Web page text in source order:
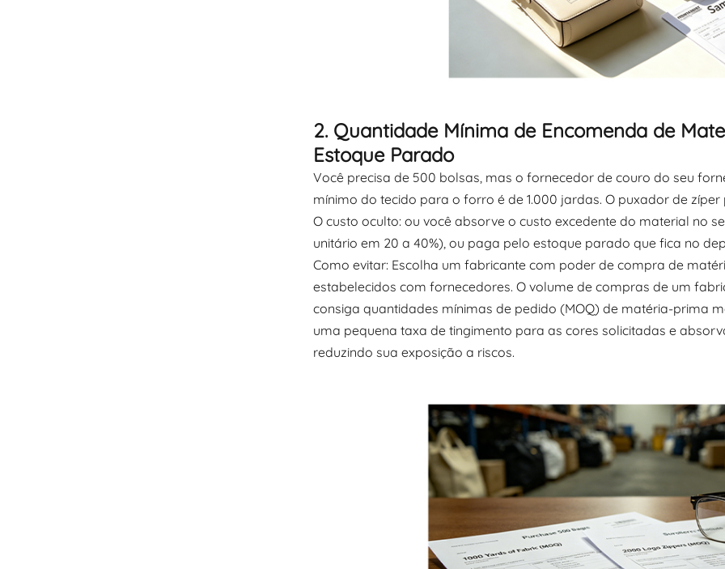
2. Quantidade Mínima de Encomenda de
Estoque Parado
Você precisa de 500 bolsas, mas o fornecedor de couro do seu
mínimo do tecido para o forro é de 1.000 jardas. O puxador de
O custo oculto: ou você absorve o custo excedente do material no
unitário em 20 a 40%), ou paga pelo estoque parado que fica no
Como evitar: Escolha um fabricante com poder de compra de
estabelecidos com fornecedores. O volume de compras de um
consiga quantidades mínimas de pedido (MOQ) de matéria-prima
uma pequena taxa de tingimento para as cores solicitadas e
reduzindo sua exposição a riscos.